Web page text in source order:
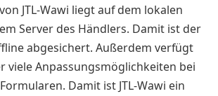
JTL-Wawi liegt auf dem lokalen
Server des Händlers. Damit ist der
abgesichert. Außerdem verfügt
viele Anpassungsmöglichkeiten bei
Damit ist JTL-Wawi ein